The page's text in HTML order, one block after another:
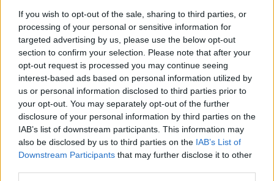
If you wish to opt-out of the sale, sharing to third parties, or
processing of your personal or sensitive information for
targeted advertising by us, please use the below opt-out
section to confirm your selection. Please note that after your
opt-out request is processed you may continue seeing
interest-based ads based on personal information utilized by
us or personal information disclosed to third parties prior to
your opt-out. You may separately opt-out of the further
disclosure of your personal information by third parties on the
IAB’s list of downstream participants. This information may
also be disclosed by us to third parties on the IAB’s List of
Downstream Participants that may further disclose it to other
Οι αρμόδιες αρχές τονίζουν ότι οι έλεγχοι στην
αλυσίδα παραγωγής και διακίνησης τροφίμων θα
συνεχιστούνμε εντατικούς ρυθμούς, με στόχο την
προστασία της δημόσιας υγείας και των
καταναλωτών.
Αναφερόμενος στην υπόθεση, ο Περιφερειάρχης
Αττικής επισήμανε ότι ηπροστασία της δημόσιας
υγείαςαποτελεί αδιαπραγμάτευτη προτεραιότητα,
διευκρινίζοντας ότιδεν θα υπάρξει καμία ανοχή